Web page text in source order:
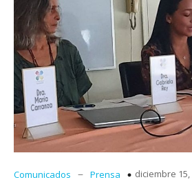
Comunicados – Prensa diciembre 15,